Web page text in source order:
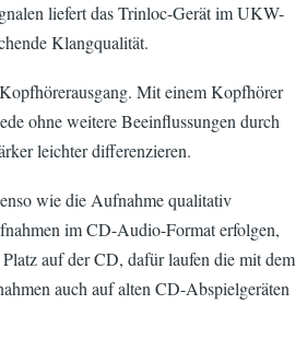
liefert das Trinloc-Gerät im UKW-
Klangqualität.
Mit einem Kopfhörer
ohne weitere Beeinflussungen durch
leichter differenzieren.
wie die Aufnahme qualitativ
im CD-Audio-Format erfolgen,
auf der CD, dafür laufen die mit dem
auch auf alten CD-Abspielgeräten